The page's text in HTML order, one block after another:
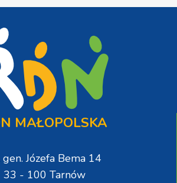
MAŁOPOLSKA
gen. Józefa Bema 14
33 - 100 Tarnów